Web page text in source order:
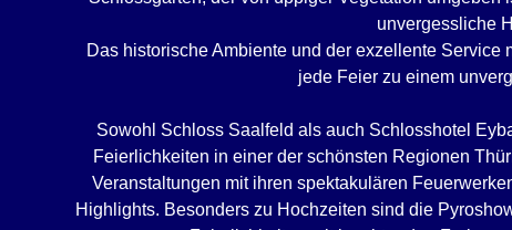
unvergessliche
Das historische Ambiente und der exzellente
jede Feier zu einem
Sowohl Schloss Saalfeld als auch Schlosshotel
Feierlichkeiten in einer der schönsten Regionen
Veranstaltungen mit ihren spektakulären
Highlights. Besonders zu Hochzeiten sind die